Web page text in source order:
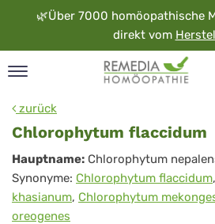
🌿Über 7000 homöopathische
direkt vom
zurück
Chlorophytum flaccidum
Chlorophytum
flaccidum
Hauptname: Chlorophytum
Synonyme: Chlorophytum flaccidum,
khasianum, Chlorophytum
oreogenes